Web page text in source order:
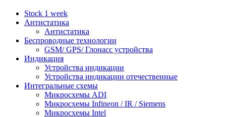
Stock 1 week
Антистатика
Антистатика
Беспроводные технологии
GSM/ GPS/ Глонасс устройства
Индикация
Устройства индикации
Устройства индикации отечественные
Интегральные схемы
Микросхемы ADI
Микросхемы Infineon / IR / Siemens
Микросхемы Intel